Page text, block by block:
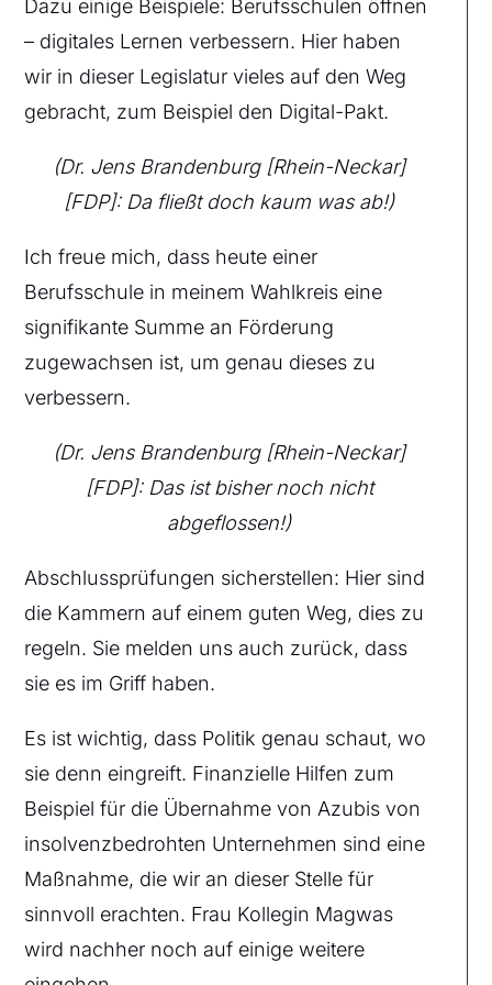
Dazu einige Beispiele: Berufsschulen öffnen
– digitales Lernen verbessern. Hier haben
wir in dieser Legislatur vieles auf den Weg
gebracht, zum Beispiel den Digital-Pakt.
(Dr. Jens Brandenburg [Rhein-Neckar]
[FDP]: Da fließt doch kaum was ab!)
Ich freue mich, dass heute einer
Berufsschule in meinem Wahlkreis eine
signifikante Summe an Förderung
zugewachsen ist, um genau dieses zu
verbessern.
(Dr. Jens Brandenburg [Rhein-Neckar]
[FDP]: Das ist bisher noch nicht
abgeflossen!)
Abschlussprüfungen sicherstellen: Hier sind
die Kammern auf einem guten Weg, dies zu
regeln. Sie melden uns auch zurück, dass
sie es im Griff haben.
Es ist wichtig, dass Politik genau schaut, wo
sie denn eingreift. Finanzielle Hilfen zum
Beispiel für die Übernahme von Azubis von
insolvenzbedrohten Unternehmen sind eine
Maßnahme, die wir an dieser Stelle für
sinnvoll erachten. Frau Kollegin Magwas
wird nachher noch auf einige weitere